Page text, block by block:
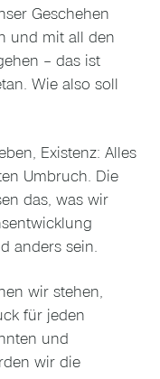
Geschehen
und mit all den
– das ist
Wie also soll
Existenz: Alles
Umbruch. Die
das, was wir
anders sein.
wir stehen,
für jeden
und
wir die